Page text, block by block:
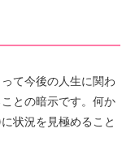
て今後の人生に関わ
との暗示です。何か
状況を見極めること